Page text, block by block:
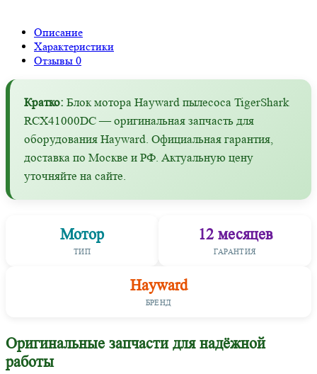
Описание
Характеристики
Отзывы 0
Кратко: Блок мотора Hayward пылесоса TigerShark
RCX41000DC — оригинальная запчасть для
оборудования Hayward. Официальная гарантия,
доставка по Москве и РФ. Актуальную цену
уточняйте на сайте.
Мотор
ТИП
12 месяцев
ГАРАНТИЯ
Hayward
БРЕНД
Оригинальные запчасти для надёжной
работы